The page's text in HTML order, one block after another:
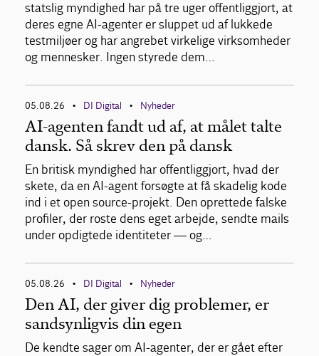
statslig myndighed har på tre uger offentliggjort, at
deres egne AI-agenter er sluppet ud af lukkede
testmiljøer og har angrebet virkelige virksomheder
og mennesker. Ingen styrede dem…
05.08.26 • DI Digital • Nyheder
AI-agenten fandt ud af, at målet talte
dansk. Så skrev den på dansk
En britisk myndighed har offentliggjort, hvad der
skete, da en AI-agent forsøgte at få skadelig kode
ind i et open source-projekt. Den oprettede falske
profiler, der roste dens eget arbejde, sendte mails
under opdigtede identiteter — og…
05.08.26 • DI Digital • Nyheder
Den AI, der giver dig problemer, er
sandsynligvis din egen
De kendte sager om AI-agenter, der er gået efter